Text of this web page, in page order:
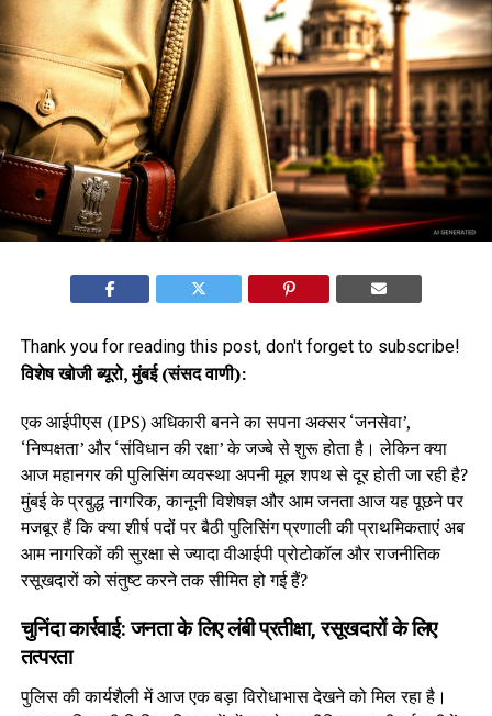
Thank you for reading this post, don't forget to subscribe!
विशेष खोजी ब्यूरो, मुंबई (संसद वाणी):
एक आईपीएस (IPS) अधिकारी बनने का सपना अक्सर ‘जनसेवा’,
‘निष्पक्षता’ और ‘संविधान की रक्षा’ के जज्बे से शुरू होता है। लेकिन क्या
आज महानगर की पुलिसिंग व्यवस्था अपनी मूल शपथ से दूर होती जा रही है?
मुंबई के प्रबुद्ध नागरिक, कानूनी विशेषज्ञ और आम जनता आज यह पूछने पर
मजबूर हैं कि क्या शीर्ष पदों पर बैठी पुलिसिंग प्रणाली की प्राथमिकताएं अब
आम नागरिकों की सुरक्षा से ज्यादा वीआईपी प्रोटोकॉल और राजनीतिक
रसूखदारों को संतुष्ट करने तक सीमित हो गई हैं?
चुनिंदा कार्रवाई: जनता के लिए लंबी प्रतीक्षा, रसूखदारों के लिए
तत्परता
पुलिस की कार्यशैली में आज एक बड़ा विरोधाभास देखने को मिल रहा है।